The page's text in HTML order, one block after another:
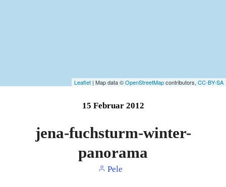
Leaflet | Map data ©OpenStreetMapcontributors, CC-BY-SA
15 Februar 2012
jena-fuchsturm-winter-
panorama
Pele